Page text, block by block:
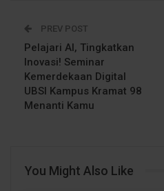
PREV POST
Pelajari AI, Tingkatkan
Inovasi! Seminar
Kemerdekaan Digital
UBSI Kampus Kramat 98
Menanti Kamu
You Might Also Like